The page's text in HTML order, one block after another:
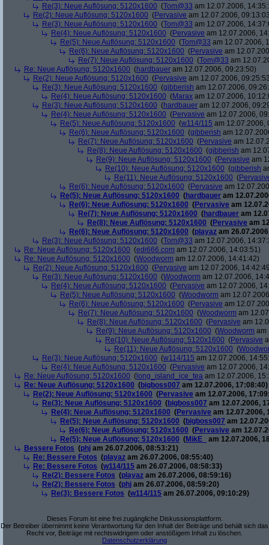
Re(3): Neue Auflösung: 5120x1600 (Tom@33 am 12.07.2006,
Re(2): Neue Auflösung: 5120x1600 (Pervasive am 12.07.2006,
Re(3): Neue Auflösung: 5120x1600 (Tom@33 am 12.07.2006,
Re(4): Neue Auflösung: 5120x1600 (Pervasive am 12.07.2006,
Re(5): Neue Auflösung: 5120x1600 (Tom@33 am 12.07.2006,
Re(6): Neue Auflösung: 5120x1600 (Pervasive am
Re(7): Neue Auflösung: 5120x1600 (Tom@33 am
Re: Neue Auflösung: 5120x1600 (hardbauer am 12.07.2006, 09:23:50)
Re(2): Neue Auflösung: 5120x1600 (Pervasive am 12.07.2006,
Re(3): Neue Auflösung: 5120x1600 (gibberish am 12.07.2006,
Re(4): Neue Auflösung: 5120x1600 (Marax am 12.07.2006,
Re(3): Neue Auflösung: 5120x1600 (hardbauer am 12.07.2006,
Re(4): Neue Auflösung: 5120x1600 (Pervasive am 12.07.2006,
Re(5): Neue Auflösung: 5120x1600 (w114/115 am 12.07.2006,
Re(6): Neue Auflösung: 5120x1600 (gibberish am
Re(7): Neue Auflösung: 5120x1600 (Pervasive am
Re(8): Neue Auflösung: 5120x1600 (gibberish am
Re(9): Neue Auflösung: 5120x1600 (Pervasive am
Re(10): Neue Auflösung: 5120x1600 (gibberish
Re(11): Neue Auflösung: 5120x1600 (
Re(6): Neue Auflösung: 5120x1600 (Pervasive am
Re(5): Neue Auflösung: 5120x1600 (hardbauer am
Re(6): Neue Auflösung: 5120x1600 (Pervasive am
Re(7): Neue Auflösung: 5120x1600 (hardbauer am
Re(8): Neue Auflösung: 5120x1600 (Pervasive am
Re(6): Neue Auflösung: 5120x1600 (playaz am
Re(3): Neue Auflösung: 5120x1600 (Tom@33 am 12.07.2006,
Re: Neue Auflösung: 5120x1600 (edi666.com am 12.07.2006, 14:03:51)
Re: Neue Auflösung: 5120x1600 (Woodworm am 12.07.2006, 14:41:42)
Re(2): Neue Auflösung: 5120x1600 (Pervasive am 12.07.2006,
Re(3): Neue Auflösung: 5120x1600 (Woodworm am 12.07.2006,
Re(4): Neue Auflösung: 5120x1600 (Pervasive am 12.07.2006,
Re(5): Neue Auflösung: 5120x1600 (Woodworm am
Re(6): Neue Auflösung: 5120x1600 (Pervasive am
Re(7): Neue Auflösung: 5120x1600 (Woodworm am
Re(8): Neue Auflösung: 5120x1600 (Pervasive am
Re(9): Neue Auflösung: 5120x1600 (Woodworm am
Re(10): Neue Auflösung: 5120x1600 (Pervasive
Re(11): Neue Auflösung: 5120x1600 (
Re(3): Neue Auflösung: 5120x1600 (w114/115 am 12.07.2006,
Re(4): Neue Auflösung: 5120x1600 (Pervasive am 12.07.2006,
Re: Neue Auflösung: 5120x1600 ( long_island_ice_tea am 12.07.2006,
Re: Neue Auflösung: 5120x1600 (bigboss007 am 12.07.2006, 17:08:40)
Re(2): Neue Auflösung: 5120x1600 (Pervasive am 12.07.2006,
Re(3): Neue Auflösung: 5120x1600 (bigboss007 am 12.07.2006,
Re(4): Neue Auflösung: 5120x1600 (Pervasive am 12.07.2006,
Re(5): Neue Auflösung: 5120x1600 (bigboss007 am
Re(6): Neue Auflösung: 5120x1600 (Pervasive am
Re(5): Neue Auflösung: 5120x1600 (MikE_
am 12.07.2006,
Bessere Fotos (phj am 26.07.2006, 08:53:21)
Re: Bessere Fotos (playaz am 26.07.2006, 08:55:40)
Re: Bessere Fotos (w114/115 am 26.07.2006, 08:58:33)
Re(2): Bessere Fotos (playaz am 26.07.2006, 08:59:16)
Re(2): Bessere Fotos (phj am 26.07.2006, 08:59:20)
Re(3): Bessere Fotos (w114/115 am 26.07.2006, 09:10:29)
Dieses Forum ist eine frei zugängliche Diskussionsplattform.
Der Betreiber übernimmt keine Verantwortung für den Inhalt der Beiträge und behält sich das
Recht vor, Beiträge mit rechtswidrigem oder anstößigem Inhalt zu löschen.
Datenschutzerklärung